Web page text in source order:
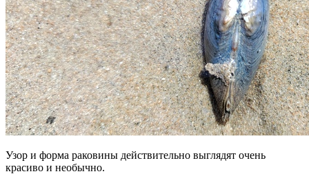
Узор и форма раковины действительно выглядят очень
красиво и необычно.